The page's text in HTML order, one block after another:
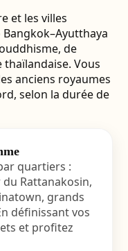
et les villes
de
thaïlandaise. Vous
anciens royaumes
selon la durée de
quartiers :
Rattanakosin,
grands
définissant vos
et profitez